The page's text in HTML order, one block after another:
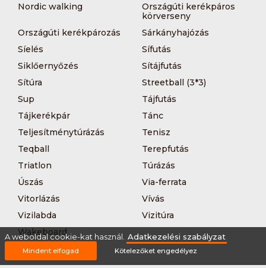
Nordic walking
Országúti kerékpáros
körverseny
Országúti kerékpározás
Sárkányhajózás
Síelés
Sífutás
Siklőernyőzés
Sítájfutás
Sítúra
Streetball (3*3)
Sup
Tájfutás
Tájkerékpár
Tánc
Teljesítménytúrázás
Tenisz
Teqball
Terepfutás
Triatlon
Túrázás
Úszás
Via-ferrata
Vitorlázás
Vívás
Vizilabda
Vizitúra
Wakeboard
A weboldal cookie-kat használ. Adatkezelési szabályzat
Mindent elfogad Kötelezőket engedélyez